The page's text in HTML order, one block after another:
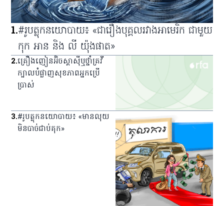
1.#រូបត្លុកនយោបាយ៖ «ជារឿងបុគ្គលរវាងអាមេរិក ជាមួយ
កុក អាន និង លី យ៉ុងផាត»
2.គ្រឿង​ញៀន​អ៊ិចស្តាស៊ី​ឬ​ថ្នាំ​គ្រវី​
ក្បាល​បំផ្លាញ​សុខភាព​អ្នក​ប្រើ
ប្រាស់
3.#រូបត្លុកនយោបាយ៖ «មានលុយ
មិនបាច់ជាប់គុក»